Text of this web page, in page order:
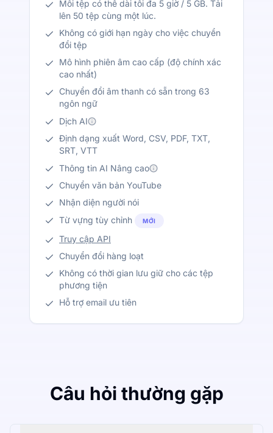
Mỗi tệp có thể dài tối đa 5 giờ / 5 GB. Tải
lên 50 tệp cùng một lúc.
Không có giới hạn ngày cho việc chuyển
đổi tệp
Mô hình phiên âm cao cấp (độ chính xác
cao nhất)
Chuyển đổi âm thanh có sẵn trong 63
ngôn ngữ
Dịch AI
Định dạng xuất Word, CSV, PDF, TXT,
SRT, VTT
Thông tin AI Nâng cao
Chuyển văn bản YouTube
Nhận diện người nói
Từ vựng tùy chỉnh
MỚI
Truy cập API
Chuyển đổi hàng loạt
Không có thời gian lưu giữ cho các tệp
phương tiện
Hỗ trợ email ưu tiên
Câu hỏi thường gặp